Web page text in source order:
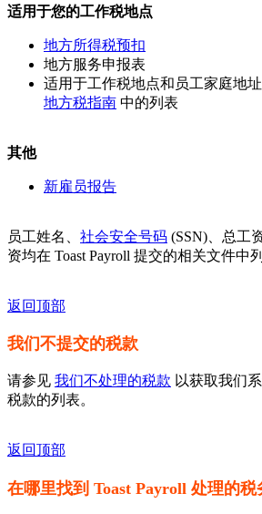
适用于您的工作税地点
地方所得税预扣
地方服务申报表
适用于工作税地点和员工家庭地
地方税指南 中的列表
其他
新雇员报告
员工姓名、 社会安全号码 (SSN)、总工
资均在 Toast Payroll 提交的相关文件中列
返回顶部
我们不提交的税款
请参见 我们不处理的税款 以获取我们
税款的列表。
返回顶部
在哪里找到 Toast Payroll 处理的税